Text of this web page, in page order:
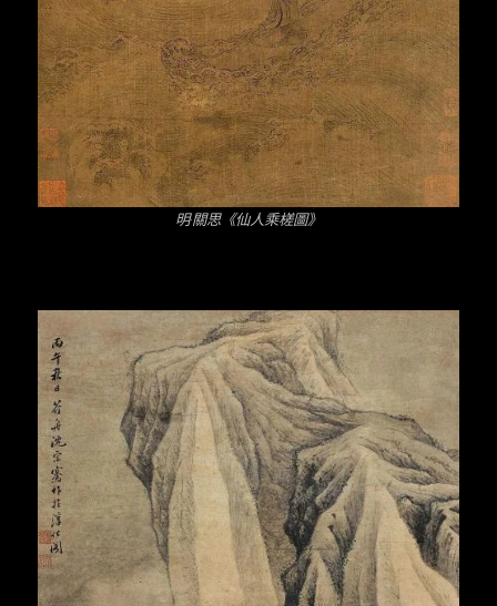
明·關思《仙人乘槎圖》